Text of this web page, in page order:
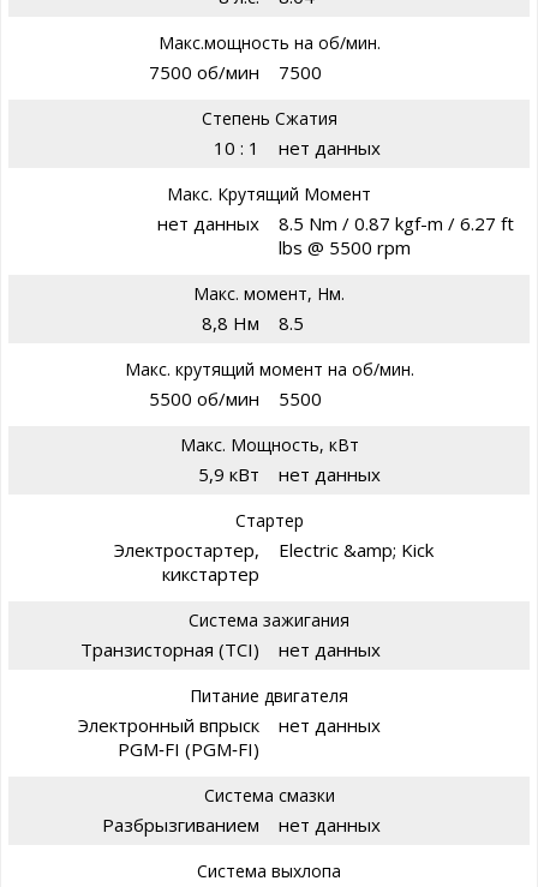
Макс.мощность на об/мин.
7500 об/мин 7500
Степень Сжатия
10 : 1 нет данных
Макс. Крутящий Момент
нет данных
8.5 Nm / 0.87 kgf-m / 6.27 ft
lbs @ 5500 rpm
Макс. момент, Нм.
8,8 Нм 8.5
Макс. крутящий момент на об/мин.
5500 об/мин 5500
Макс. Мощность, кВт
5,9 кВт нет данных
Стартер
Электростартер,
кикстартер
Electric &amp; Kick
Система зажигания
Транзисторная (TCI) нет данных
Питание двигателя
Электронный впрыск
PGM‑FI (PGM‑FI)
нет данных
Система смазки
Разбрызгиванием нет данных
Система выхлопа